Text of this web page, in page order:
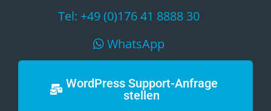
Tel: +49 (0)176 41 8888 30
WhatsApp
WordPress Support-Anfrage
stellen